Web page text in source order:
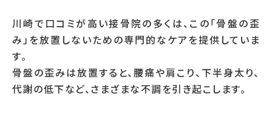
川崎で口コミが高い接骨院の多くは、この「骨盤の歪
み」を放置しないための専門的なケアを提供していま
す。
骨盤の歪みは放置すると、腰痛や肩こり、下半身太り、
代謝の低下など、さまざまな不調を引き起こします。